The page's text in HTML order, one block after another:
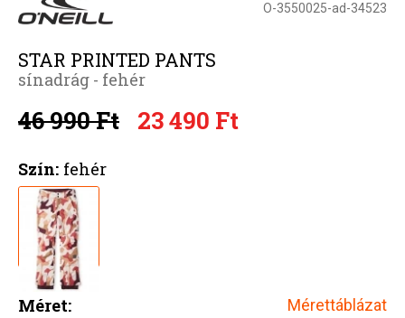
O-3550025-ad-34523
STAR PRINTED PANTS
sínadrág - fehér
46 990 Ft 23 490 Ft
Szín: fehér
Méret: Mérettáblázat